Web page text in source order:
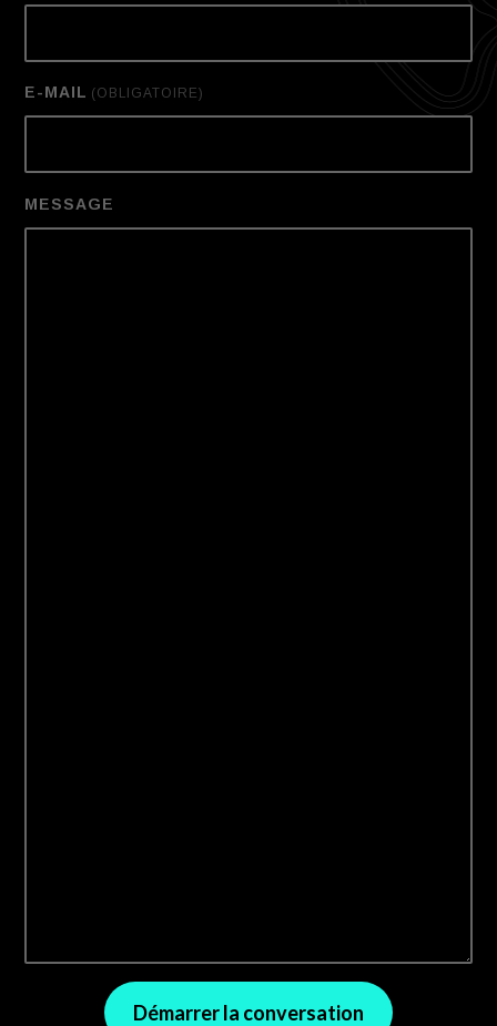
E-MAIL (OBLIGATOIRE)
MESSAGE
Démarrer la conversation